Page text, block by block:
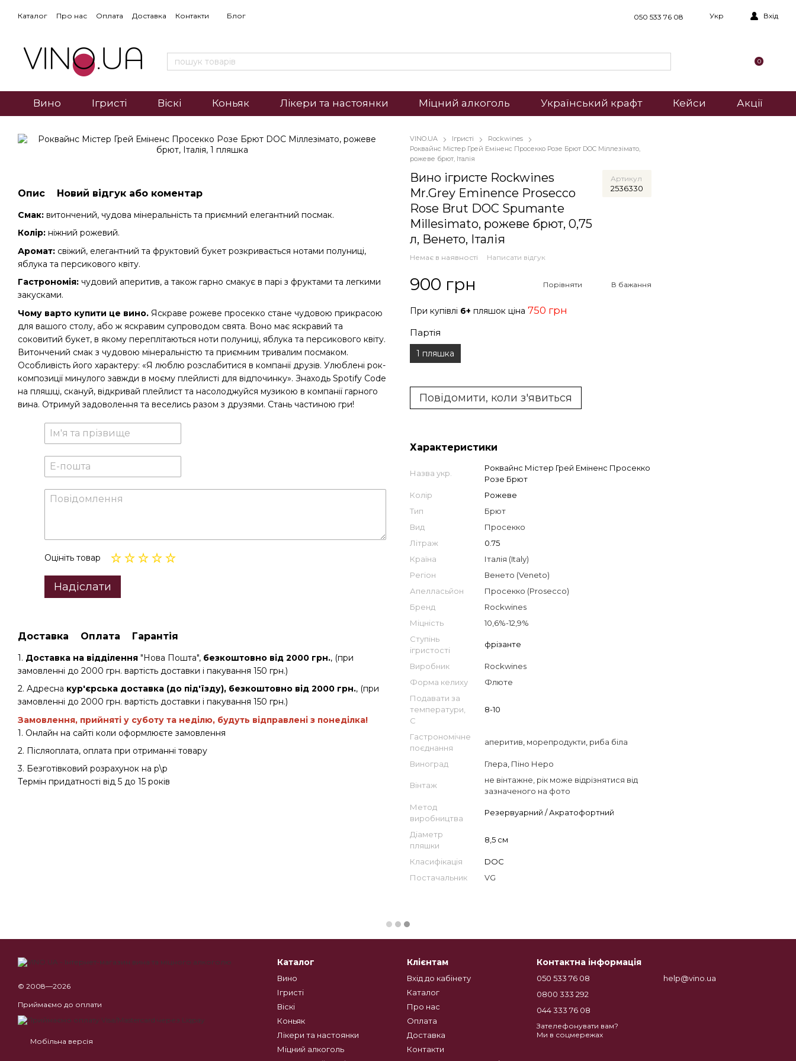
Каталог Про нас Оплата Доставка Контакти Блог 050 533 76 08 Укр Вхід
0
Вино Ігристі Віскі Коньяк Лікери та настоянки Міцний алкоголь Український крафт Кейси Акції
Опис Новий відгук або коментар
Смак: витончений, чудова мінеральність та приємний елегантний посмак.
Колір: ніжний рожевий.
Аромат: свіжий, елегантний та фруктовий букет розкривається нотами полуниці,
яблука та персикового квіту.
Гастрономія: чудовий аперитив, а також гарно смакує в парі з фруктами та легкими
закусками.
Чому варто купити це вино. Яскраве рожеве просекко стане чудовою прикрасою
для вашого столу, або ж яскравим супроводом свята. Воно має яскравий та
соковитий букет, в якому переплітаються ноти полуниці, яблука та персикового квіту.
Витончений смак з чудовою мінеральністю та приємним тривалим посмаком.
Особливість його характеру: «Я люблю розслабитися в компанії друзів. Улюблені рок-
композиції минулого завжди в моєму плейлисті для відпочинку». Знаходь Spotify Code
на пляшці, скануй, відкривай плейлист та насолоджуйся музикою в компанії гарного
вина. Отримуй задоволення та веселись разом з друзями. Стань частиною гри!
Оцініть товар
Надіслати
Доставка Оплата Гарантія
1. Доставка на відділення "Нова Пошта", безкоштовно від 2000 грн., (при
замовленні до 2000 грн. вартість доставки і пакування 150 грн.)
2. Адресна кур'єрська доставка (до під'їзду), безкоштовно від 2000 грн., (при
замовленні до 2000 грн. вартість доставки і пакування 150 грн.)
Замовлення, прийняті у суботу та неділю, будуть відправлені з понеділка!
1. Онлайн на сайті коли оформлюєте замовлення
2. Післяоплата, оплата при отриманні товару
3. Безготівковий розрахунок на р\р
Термін придатності від 5 до 15 років
VINO.UA Ігристі
Rockwines
Роквайнс Містер Грей Еміненс Просекко Розе Брют DOC Міллезімато,
рожеве брют, Італія
Вино ігристе Rockwines
Mr.Grey Eminence Prosecco
Rose Brut DOC Spumante
Millesimato, рожеве брют, 0,75
л, Венето, Італія
Артикул
2536330
Немає в наявності Написати відгук
900 грн Порівняти В бажання
При купівлі 6+ пляшок ціна 750 грн
Партія
1 пляшка
Повідомити, коли з'явиться
Характеристики
Назва укр.
Роквайнс Містер Грей Еміненс Просекко
Розе Брют
Колір
Рожеве
Тип
Брют
Вид
Просекко
Літраж
0.75
Країна
Італія (Italy)
Регіон
Венето (Veneto)
Апелласьйон
Просекко (Prosecco)
Бренд
Rockwines
Міцність
10,6%-12,9%
Ступінь
ігристості
фрізанте
Виробник
Rockwines
Форма келиху
Флюте
Подавати за
температури,
С
8-10
Гастрономічне
поєднання
аперитив морепродукти риба біла
Виноград Глера Піно Неро
Вінтаж
не вінтажне, рік може відрізнятися від
зазначеного на фото
Метод
виробництва
Резервуарний / Акратофортний
Діаметр
пляшки
8,5 см
Класифікація
DOC
Постачальник
VG
© 2008—2026
Приймаємо до оплати
Мобільна версія
Каталог
Вино
Ігристі
Віскі
Коньяк
Лікери та настоянки
Міцний алкоголь
Клієнтам
Вхід до кабінету
Каталог
Про нас
Оплата
Доставка
Контакти
Контактна інформація
050 533 76 08
0800 333 292
044 333 76 08
Зателефонувати вам?
help@vino.ua
Ми в соцмережах